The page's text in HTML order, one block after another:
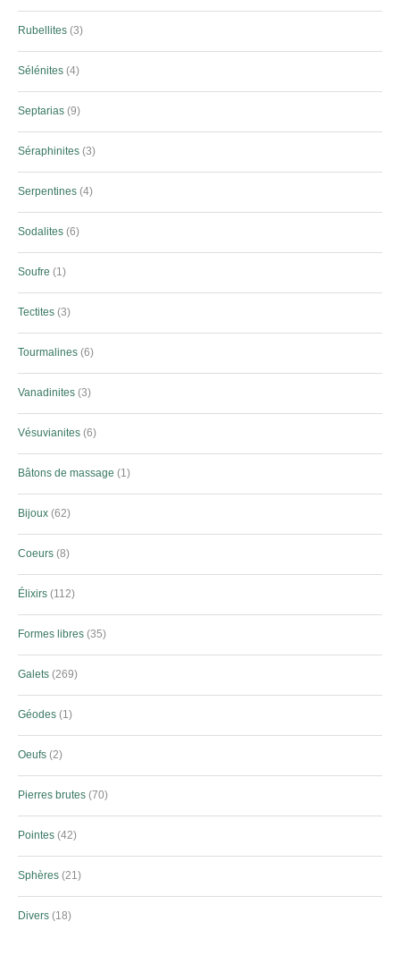
Rubellites 3
Sélénites 4
Septarias 9
Séraphinites 3
Serpentines 4
Sodalites 6
Soufre 1
Tectites 3
Tourmalines 6
Vanadinites 3
Vésuvianites 6
Bâtons de massage 1
Bijoux 62
Coeurs 8
Élixirs 112
Formes libres 35
Galets 269
Géodes 1
Oeufs 2
Pierres brutes 70
Pointes 42
Sphères 21
Divers 18